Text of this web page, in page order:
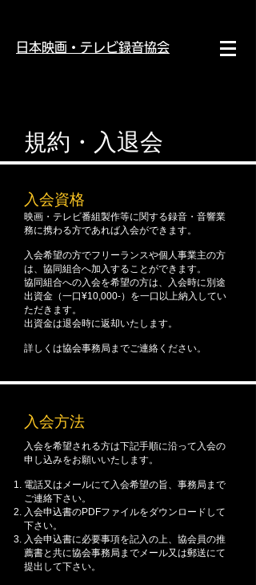
日本映画・テレビ録音協会
​規約・入退会
入会資格
映画・テレビ番組製作等に関する録音・音響業
務に携わる方であれば入会ができます。
入会希望の方でフリーランスや個人事業主の方
は、協同組合へ加入することができます。
協同組合への入会を希望の方は、入会時に別途
出資金（一口¥10,000-）を一口以上納入してい
ただきます。
出資金は退会時に返却いたします。
詳しくは協会事務局までご連絡ください。
入会方法
入会を希望される方は下記手順に沿って入会の
申し込みをお願いいたします。
電話又はメールにて入会希望の旨、事務局まで
ご連絡下さい。
入会申込書のPDFファイルをダウンロードして
下さい。
入会申込書に必要事項を記入の上、協会員の推
薦書と共に協会事務局までメール又は郵送​にて
提出して下さい。